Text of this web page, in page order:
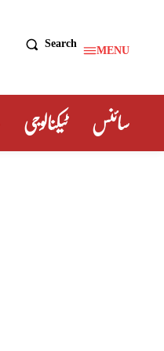
MENU
Search
سائنس ٹیکنالوجی